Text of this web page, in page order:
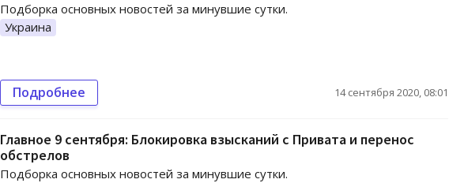
Подборка основных новостей за минувшие сутки.
Украина
Подробнее 14 сентября 2020, 08:01
Главное 9 сентября: Блокировка взысканий с Привата и перенос
обстрелов
Подборка основных новостей за минувшие сутки.